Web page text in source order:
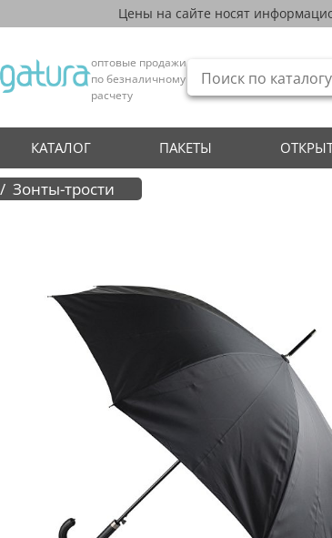
Цены на сайте носят
оптовые продажи
по безналичному
расчету
КАТАЛОГ ПАКЕТЫ
Зонты-трости